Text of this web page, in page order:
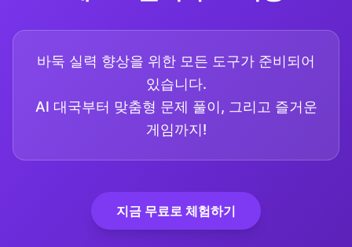
바둑 실력 향상을 위한 모든 도구가 준비되어
있습니다.
AI 대국부터 맞춤형 문제 풀이, 그리고 즐거운
게임까지!
지금 무료로 체험하기